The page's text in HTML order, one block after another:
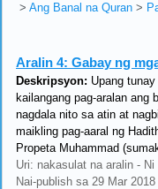
> Ang Banal na Quran >
Aralin 4: Gabay ng
Deskripsyon: Upang
kailangang pag-aralan ang
nagdala nito sa atin at
maikling pag-aaral ng
Propeta Muhammad
Uri: nakasulat na aralin -
Nai-publish sa 29 Mar